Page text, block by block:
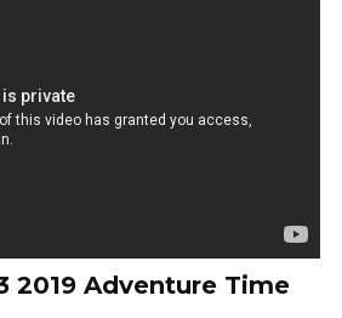
2019 Adventure Time